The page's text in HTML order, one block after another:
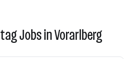
Jobs in Vorarlberg